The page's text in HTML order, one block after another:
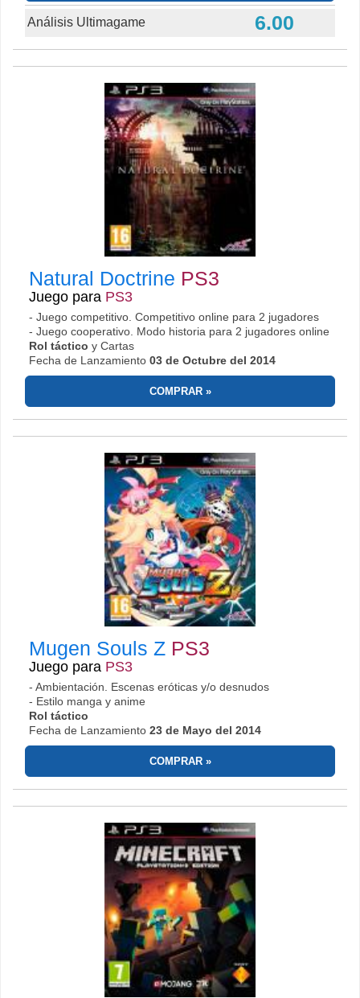
Análisis Ultimagame 6.00
Natural Doctrine PS3
Juego para PS3
- Juego competitivo. Competitivo online para 2 jugadores
- Juego cooperativo. Modo historia para 2 jugadores online
Rol táctico y Cartas
Fecha de Lanzamiento 03 de Octubre del 2014
COMPRAR
Mugen Souls Z PS3
Juego para PS3
- Ambientación. Escenas eróticas y/o desnudos
- Estilo manga y anime
Rol táctico
Fecha de Lanzamiento 23 de Mayo del 2014
COMPRAR